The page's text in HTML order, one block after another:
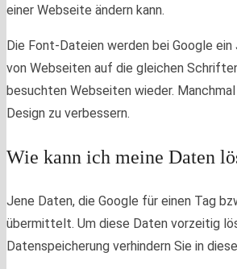
einer Webseite ändern kann.
Die Font-Dateien werden bei Google
von Webseiten auf die gleichen
besuchten Webseiten wieder.
Design zu verbessern.
Wie kann ich meine Daten
Jene Daten, die Google für einen Tag
übermittelt. Um diese Daten vorzeitig
Datenspeicherung verhindern Sie in